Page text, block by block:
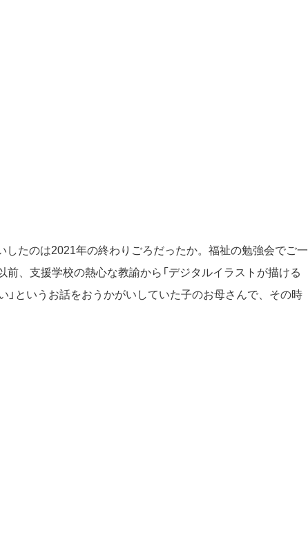
したのは2021年の終わりごろだったか。福祉の勉強会でご一
、支援学校の熱心な教諭から「デジタルイラストが描ける
」というお話をおうかがいしていた子のお母さんで、その時